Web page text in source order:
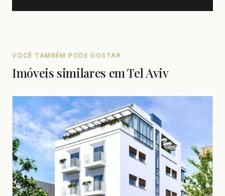
VOCÊ TAMBÉM PODE GOSTAR
Imóveis similares em Tel Aviv